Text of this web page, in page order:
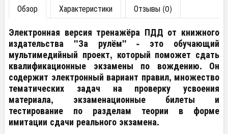
Обзор Характеристики Отзывы (0)
Электронная версия тренажёра ПДД от книжного
издательства "За рулём" - это обучающий
мультимедийный проект, который поможет сдать
квалификационные экзамены по вождению. Он
содержит электронный вариант правил, множество
тематических задач на проверку усвоения
материала, экзаменационные билеты и
тестирование по разделам теории в форме
имитации сдачи реального экзамена.